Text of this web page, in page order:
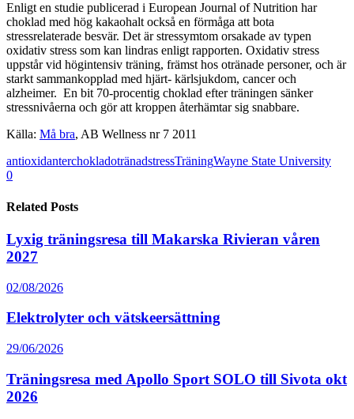
Enligt en studie publicerad i European Journal of Nutrition har
choklad med hög kakaohalt också en förmåga att bota
stressrelaterade besvär. Det är stressymtom orsakade av typen
oxidativ stress som kan lindras enligt rapporten. Oxidativ stress
uppstår vid högintensiv träning, främst hos otränade personer, och är
starkt sammankopplad med hjärt- kärlsjukdom, cancer och
alzheimer. En bit 70-procentig choklad efter träningen sänker
stressnivåerna och gör att kroppen återhämtar sig snabbare.
Källa: Må bra, AB Wellness nr 7 2011
antioxidanterchokladotränadstressTräningWayne State University
0
Related Posts
Lyxig träningsresa till Makarska Rivieran våren
2027
02/08/2026
Elektrolyter och vätskeersättning
29/06/2026
Träningsresa med Apollo Sport SOLO till Sivota okt
2026